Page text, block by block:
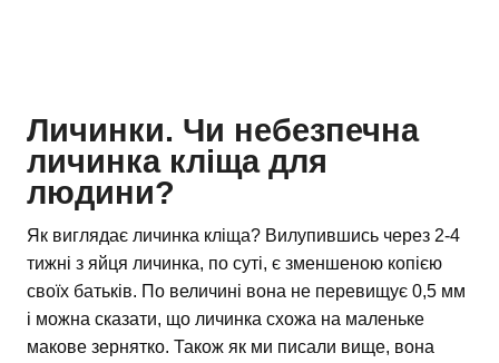
Личинки. Чи небезпечна
личинка кліща для
людини?
Як виглядає личинка кліща? Вилупившись через 2-4
тижні з яйця личинка, по суті, є зменшеною копією
своїх батьків. По величині вона не перевищує 0,5 мм
і можна сказати, що личинка схожа на маленьке
макове зернятко. Також як ми писали вище, вона